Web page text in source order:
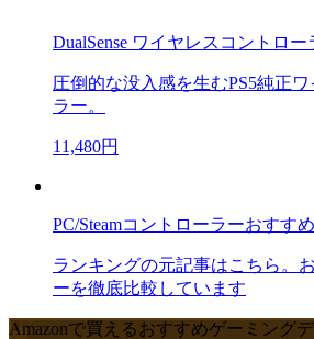
DualSense ワイヤレスコントロー
圧倒的な没入感を生むPS5純正
ラー。
11,480円
PC/Steamコントローラーおすす
ランキングの元記事はこちら。
ーを徹底比較しています
Amazonで買えるおすすめゲーミング